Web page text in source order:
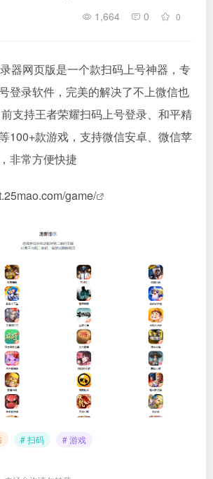
1,664 0 0
器网页版是一个款扫码上号神器，专
登录软件，完美的解决了不上微信也
支持王者荣耀扫码上号登录、和平精
100+款游戏，支持微信安卓、微信苹
非常方便快捷
game/
# 扫码 # 游戏